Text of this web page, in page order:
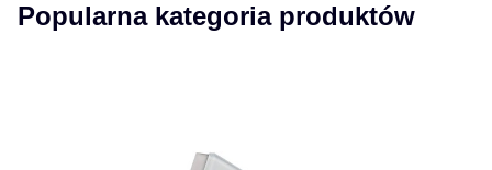
Popularna kategoria produktów